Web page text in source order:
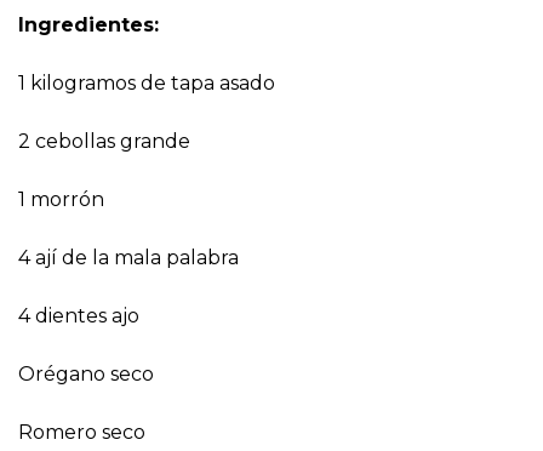
Ingredientes:
1 kilogramos de tapa asado
2 cebollas grande
1 morrón
4 ají de la mala palabra
4 dientes ajo
Orégano seco
Romero seco